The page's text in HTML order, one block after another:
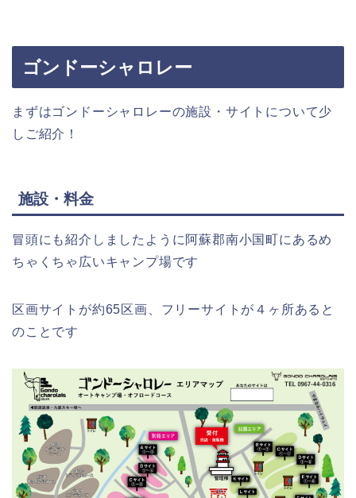
ゴンドーシャロレー
まずはゴンドーシャロレーの施設・サイトについて少
しご紹介！
施設・料金
冒頭にも紹介しましたように阿蘇郡南小国町にあるめ
ちゃくちゃ広いキャンプ場です
区画サイトが約65区画、フリーサイトが４ヶ所あると
のことです